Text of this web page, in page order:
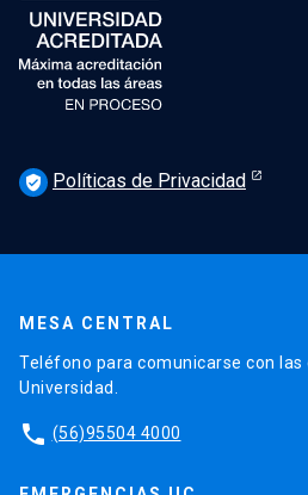
verified_user Políticas de Privacidad
MESA CENTRAL
Teléfono para comunicarse con
Universidad.
phone (56)95504 4000